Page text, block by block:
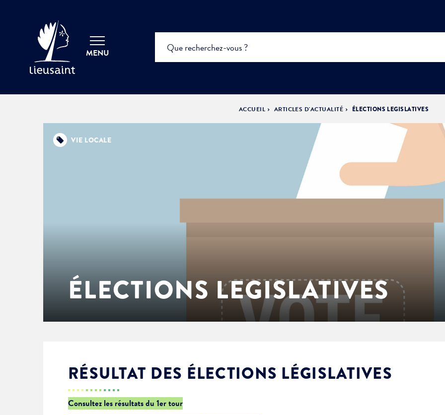
MENU
INFOS
Cadre de vie
Culture
Solidarité
Annuaires & carte interactive
Logement
État-civil & papiers
Location de salles
Urbanisme
ACTUALITÉS &
ÉVÈNEMENTS
Séances du Conseil municipal
Actes administratifs
Ville éducative
Ville écologique
DÉMOCRATIE
PARTICIPATIVE
ACCUEIL ARTICLES D'ACTUALITÉ ÉLECTIONS LEGISLATIVES
VIE LOCALE
ÉLECTIONS LEGISLATIVES
RÉSULTAT DES ÉLECTIONS LÉGISLATIVES
Consultez les résultats du 1er tour